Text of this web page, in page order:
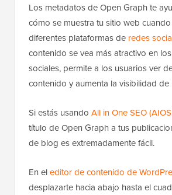
Los metadatos de Open Graph te
cómo se muestra tu sitio web
diferentes plataformas de redes
contenido se vea más atractivo en
sociales, permite a los usuarios ver
contenido y aumenta la visibilidad de
Si estás usando All in One SEO
título de Open Graph a tus
de blog es extremadamente fácil.
En eleditor de contenido de
desplazarte hacia abajo hasta el